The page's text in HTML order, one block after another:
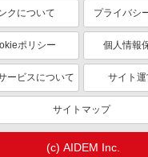
クについて プライバシ
ポリシー 個人情報
ービスについて サイト
サイトマップ
(c) AIDEM Inc.